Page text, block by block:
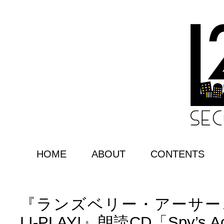
HOME ABOUT CONTENTS
『ランズベリー・アーサ